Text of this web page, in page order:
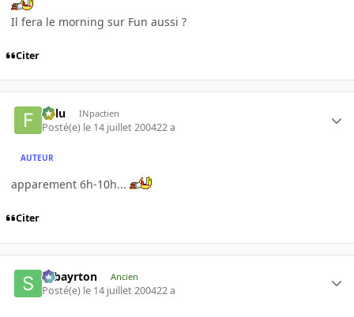
Il fera le morning sur Fun aussi ?
Citer
Fulu INpactien
Posté(e) le 14 juillet 200422 a
AUTEUR
apparement 6h-10h...
Citer
sebayrton Ancien
Posté(e) le 14 juillet 200422 a